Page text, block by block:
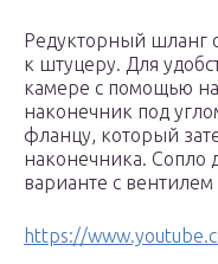
Редукторный шланг
к штуцеру. Для
камере с помощью
наконечник под
фланцу, который
наконечника. Сопло
варианте с
https://